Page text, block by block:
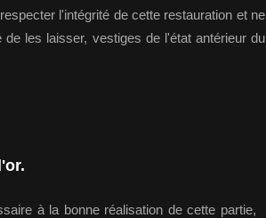
l'intégrité de cette restauration et ne
les laisser, vestiges de l'état antérieur du
à la bonne réalisation de cette partie,